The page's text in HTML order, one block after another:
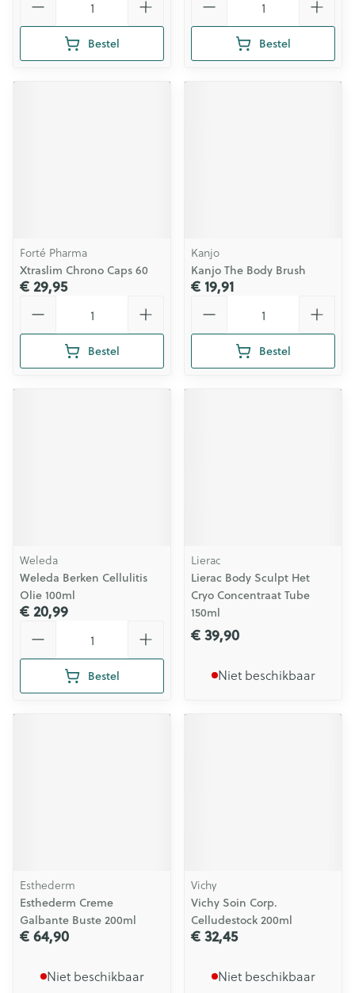
Bestel Bestel
Forté Pharma
Xtraslim Chrono Caps 60
€ 29,95
Bestel
Kanjo
Kanjo The Body Brush
€ 19,91
Bestel
Weleda
Weleda Berken Cellulitis
Olie 100ml
€ 20,99
Bestel
Lierac
Lierac Body Sculpt Het
Cryo Concentraat Tube
150ml
€ 39,90
Niet beschikbaar
Esthederm
Esthederm Creme
Galbante Buste 200ml
€ 64,90
Niet beschikbaar
Vichy
Vichy Soin Corp.
Celludestock 200ml
€ 32,45
Niet beschikbaar